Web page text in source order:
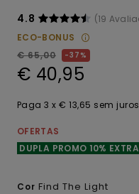
4.8
(19
ECO-BONUS
€ 65,00
37%
€ 40,95
Paga 3 x € 13,65 sem
OFERTAS
DUPLA PROMO 10% EXTRA
Cor Find The Light